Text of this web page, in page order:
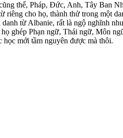
thế, Pháp, Đức, Anh, Tây Ban
riêng cho họ, thành thử trong một
danh từ Albanie, rất là ngộ nghĩnh
ghép Phạn ngữ, Thái ngữ, Môn
học mới tầm nguyên được mà thôi.